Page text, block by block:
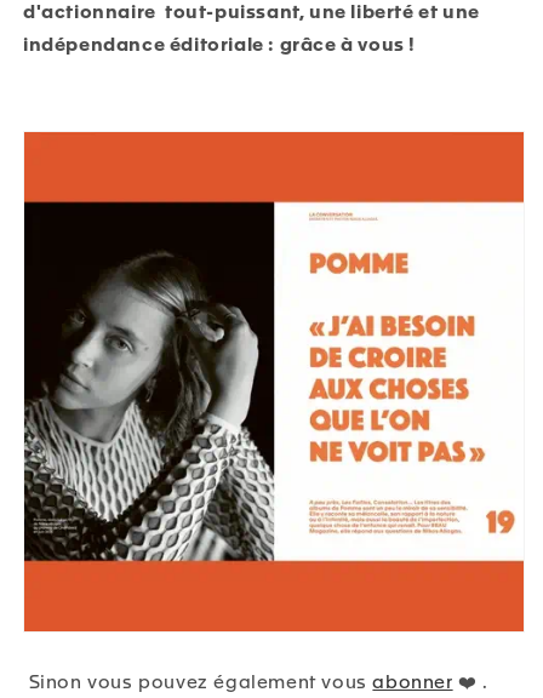
d'actionnaire tout-puissant, une liberté et une
indépendance éditoriale : grâce à vous !
Sinon vous pouvez également vousabonner ❤️ .